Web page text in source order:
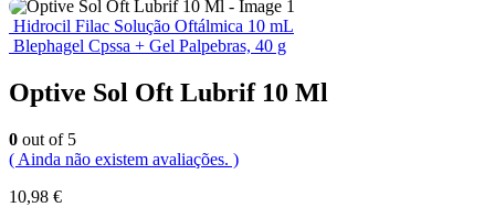
Hidrocil Filac Solução Oftálmica 10 mL
Blephagel Cpssa + Gel Palpebras, 40 g
Optive Sol Oft Lubrif 10 Ml
0 out of 5
( Ainda não existem avaliações. )
10,98 €